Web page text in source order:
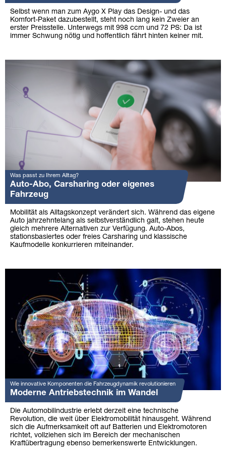
Selbst wenn man zum Aygo X Play das Design- und das
Komfort-Paket dazubestellt, steht noch lang kein Zweier an
erster Preisstelle. Unterwegs mit 998 ccm und 72 PS: Da ist
immer Schwung nötig und hoffentlich fährt hinten keiner mit.
Was passt zu Ihrem Alltag?
Auto-Abo, Carsharing oder eigenes
Fahrzeug
Mobilität als Alltagskonzept verändert sich. Während das eigene
Auto jahrzehntelang als selbstverständlich galt, stehen heute
gleich mehrere Alternativen zur Verfügung. Auto-Abos,
stationsbasiertes oder freies Carsharing und klassische
Kaufmodelle konkurrieren miteinander.
Wie innovative Komponenten die Fahrzeugdynamik revolutionieren
Moderne Antriebstechnik im Wandel
Die Automobilindustrie erlebt derzeit eine technische
Revolution, die weit über Elektromobilität hinausgeht. Während
sich die Aufmerksamkeit oft auf Batterien und Elektromotoren
richtet, vollziehen sich im Bereich der mechanischen
Kraftübertragung ebenso bemerkenswerte Entwicklungen.